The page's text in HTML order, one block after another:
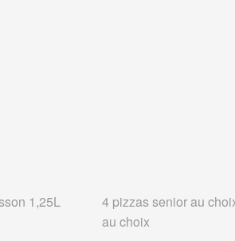
1,25L
4 pizzas senior au
au choix